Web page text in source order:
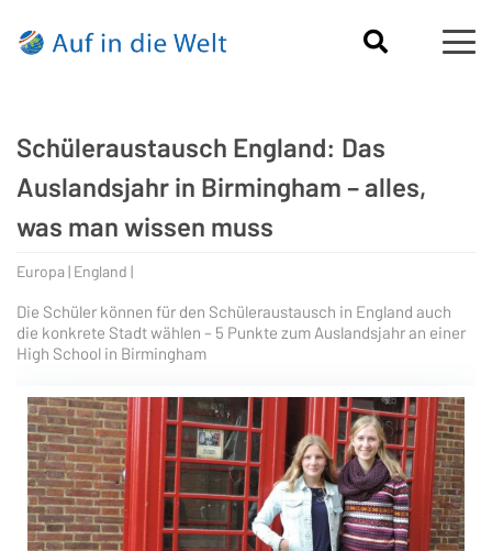
Schüleraustausch England: Das
Auslandsjahr in Birmingham – alles,
was man wissen muss
Europa | England |
Die Schüler können für den Schüleraustausch in England auch
die konkrete Stadt wählen – 5 Punkte zum Auslandsjahr an einer
High School in Birmingham